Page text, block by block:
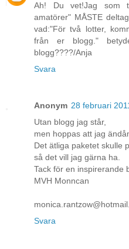
Ah! Du vet!Jag som
amatörer" MÅSTE
vad:"För två lotter,
från er blogg."
blogg????/Anja
Svara
Anonym 28 februari
Utan blogg jag står,
men hoppas att jag
Det ätliga paketet skulle
så det vill jag gärna ha.
Tack för en inspirerande
MVH Monncan
Svara